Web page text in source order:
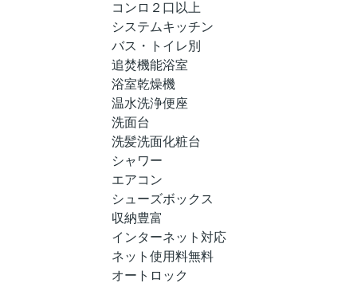
コンロ２口以上
システムキッチン
バス・トイレ別
追焚機能浴室
浴室乾燥機
温水洗浄便座
洗面台
洗髪洗面化粧台
シャワー
エアコン
シューズボックス
収納豊富
インターネット対応
ネット使用料無料
オートロック